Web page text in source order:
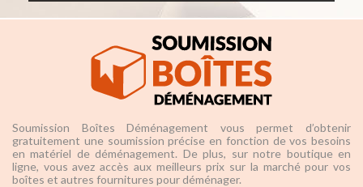
Soumission Boîtes Déménagement vous permet d’obtenir
gratuitement une soumission précise en fonction de vos besoins
en matériel de déménagement. De plus, sur notre boutique en
ligne, vous avez accès aux meilleurs prix sur la marché pour vos
boîtes et autres fournitures pour déménager.